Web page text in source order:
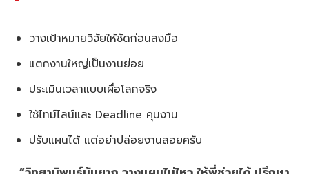
วางเป้าหมายวิจัยให้ชัดก่อนลงมือ
แตกงานใหญ่เป็นงานย่อย
ประเมินเวลาแบบเผื่อโลกจริง
ใช้ไทม์ไลน์และ Deadline คุมงาน
ปรับแผนได้ แต่อย่าปล่อยงานลอยครับ